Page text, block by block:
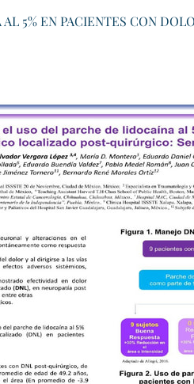
5% EN PACIENTES CON